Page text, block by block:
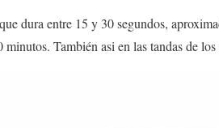
dura entre 15 y 30 segundos,
También asi en las tandas de los